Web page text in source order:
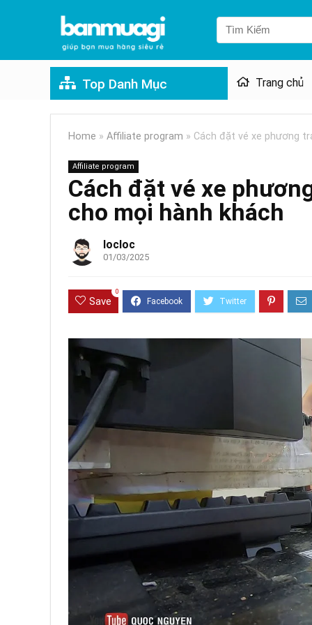
Top Danh Mục Trang chủ
Home » Affiliate program » Cách đặt vé xe phương
Affiliate program
Cách đặt vé xe
cho mọi hành khách
locloc
01/03/2025
Save
0